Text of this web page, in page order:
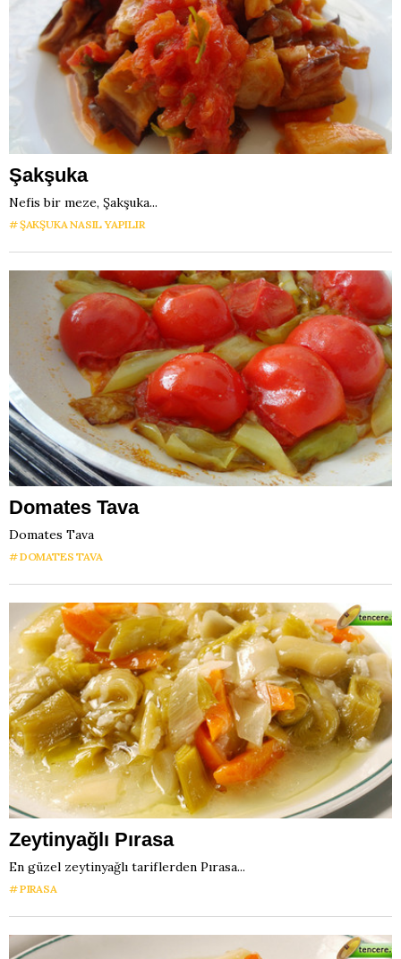
Şakşuka
Nefis bir meze, Şakşuka...
ŞAKŞUKA NASIL YAPILIR
Domates Tava
Domates Tava
DOMATES TAVA
Zeytinyağlı Pırasa
En güzel zeytinyağlı tariflerden Pırasa...
PIRASA